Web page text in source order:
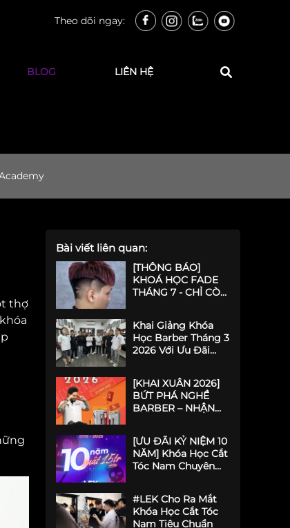
Theo dõi ngay:
BLOG LIÊN HỆ
thợ
Bài viết liên quan:
[THÔNG BÁO]
KHOÁ HỌC FADE
THÁNG 7 - CHỈ CÒN
Khai Giảng Khóa
Học Barber Tháng 3
2026 Với Ưu Đãi
Đồng Tại LEK
Barber Academy
[KHAI XUÂN 2026]
BỨT PHÁ NGHỀ
BARBER – NHẬN
TRIỆU ĐỒNG TẠI
LEK BARBER
ACADEMY
[ƯU ĐÃI KỶ NIỆM 10
NĂM] Khóa Học Cắt
Tóc Nam Chuyên
Cơ Hội Vàng Cho
Barber Tương Lai!
#LEK Cho Ra Mắt
Khóa Học Cắt Tóc
Nam Tiêu Chuẩn